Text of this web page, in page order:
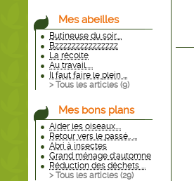
Mes abeilles
Butineuse du soir....
Bzzzzzzzzzzzzzzz
La récolte
Au travail.....
Il faut faire le plein ...
> Tous les articles (9)
Mes bons plans
Aider les oiseaux....
Retour vers le passé.. ...
Abri à insectes
Grand ménage d'automne
Réduction des déchets ...
> Tous les articles (29)